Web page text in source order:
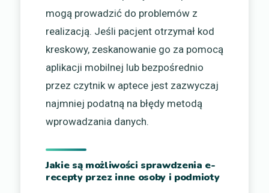
mogą prowadzić do problemów z
realizacją. Jeśli pacjent otrzymał kod
kreskowy, zeskanowanie go za pomocą
aplikacji mobilnej lub bezpośrednio
przez czytnik w aptece jest zazwyczaj
najmniej podatną na błędy metodą
wprowadzania danych.
Jakie są możliwości sprawdzenia e-
recepty przez inne osoby i podmioty